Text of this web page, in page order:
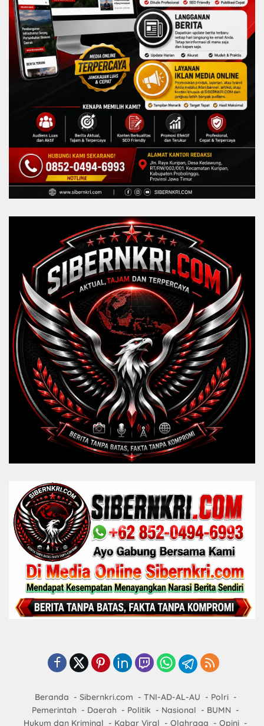
Beranda Sibernkri.com TNI-AD-AL-AU
Polri
Pemerintah
Daerah Politik Nasional
BUMN
Hukum dan Kriminal
Kabar Viral Olahraga Opini